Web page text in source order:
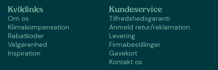
Kviklinks
Om os
Klimakompensation
Rabatkoder
Velgørenhed
Inspiration
Kundeservice
Tilfredshedsgaranti
Anmeld retur/reklamation
Levering
Firmabestillinger
Gavekort
Kontakt os